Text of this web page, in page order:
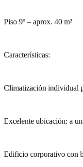
Piso 9º – aprox. 40 m²
Características:
Climatización individual
Excelente ubicación: a
Edificio corporativo con